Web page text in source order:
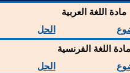
مادة اللغة العربية
الحل
مادة اللغة الفرنسية
الحل